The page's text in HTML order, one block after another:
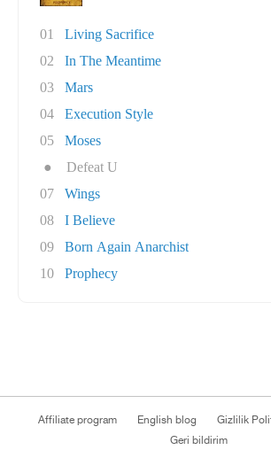
01
Living Sacrifice
02
In The Meantime
03
Mars
04
Execution Style
05
Moses
●
Defeat U
07
Wings
08
I Believe
09
Born Again Anarchist
10
Prophecy
Affiliate program English blog Gizlilik
Geri bildirim